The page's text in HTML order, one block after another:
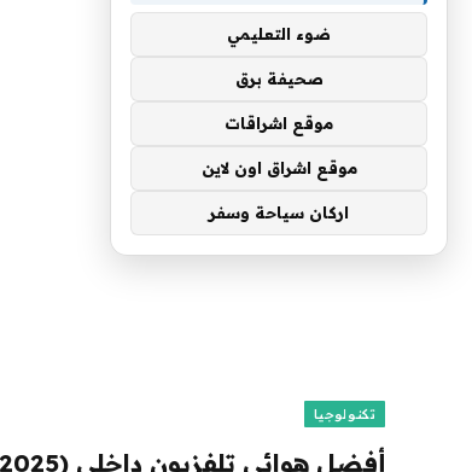
تكنولوجيا
ضوء التعليمي
صحيفة برق
موقع اشراقات
موقع اشراق اون لاين
اركان سياحة وسفر